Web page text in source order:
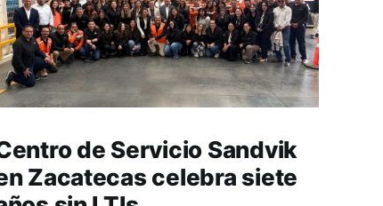
de Servicio Sandvik
Zacatecas celebra siete